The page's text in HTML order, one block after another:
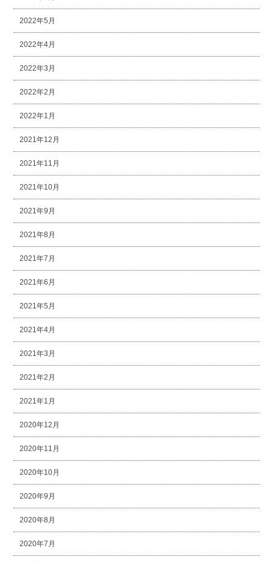
2022年5月
2022年4月
2022年3月
2022年2月
2022年1月
2021年12月
2021年11月
2021年10月
2021年9月
2021年8月
2021年7月
2021年6月
2021年5月
2021年4月
2021年3月
2021年2月
2021年1月
2020年12月
2020年11月
2020年10月
2020年9月
2020年8月
2020年7月